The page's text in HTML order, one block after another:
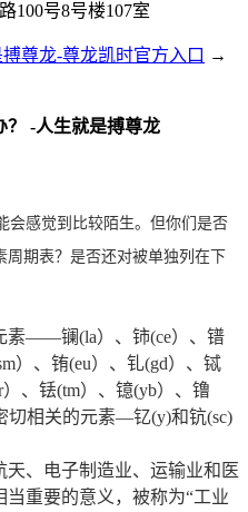
100号8号楼107室
尊龙-尊龙凯时官方入口 →
？ -人生就是搏尊龙
会感觉到比较陌生。但你们是否
周期表？是否还对被单独列在下
——镧(la）、铈(ce）、镨
）、铕(eu）、钆(gd）、铽
、铥(tm）、镱(yb）、镥
切相关的元素—钇(y)和钪(sc)
、电子制造业、运输业和医
重要的意义，被称为“工业